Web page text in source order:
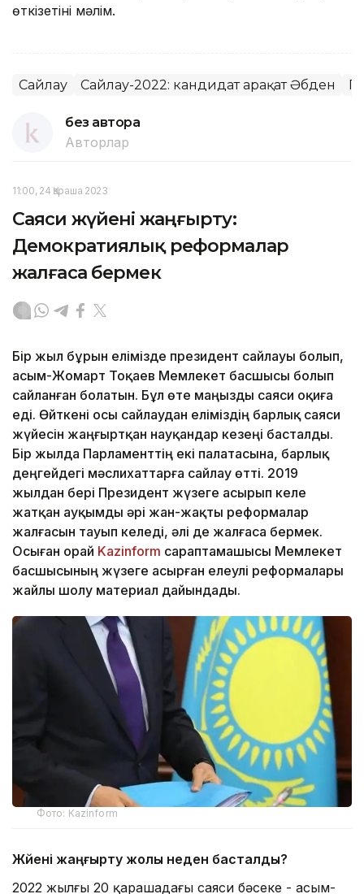
өткізетіні мәлім.
Сайлау Сайлау-2022: кандидат Қарақат Әбден
без автора
Авторлар
11:00, 24 Қараша 2023
Саяси жүйені жаңғырту:
Демократиялық реформалар
жалғаса бермек
Бір жыл бұрын елімізде президент сайлауы болып,
Қасым-Жомарт Тоқаев Мемлекет басшысы болып
сайланған болатын. Бұл өте маңызды саяси оқиға
еді. Өйткені осы сайлаудан еліміздің барлық саяси
жүйесін жаңғыртқан науқандар кезеңі басталды.
Бір жылда Парламенттің екі палатасына, барлық
деңгейдегі мәслихаттарға сайлау өтті. 2019
жылдан бері Президент жүзеге асырып келе
жатқан ауқымды әрі жан-жақты реформалар
жалғасын тауып келеді, әлі де жалғаса бермек.
Осыған орай Kazinform сараптамашысы Мемлекет
басшысының жүзеге асырған елеулі реформалары
жайлы шолу материал дайындады.
Фото: Kazinform
Жүйені жаңғырту жолы неден басталды?
2022 жылғы 20 қарашадағы саяси бәсеке - Қасым-